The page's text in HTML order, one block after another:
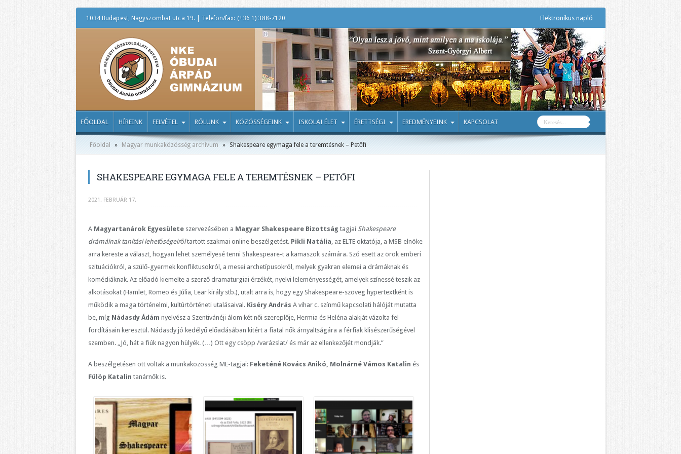
1034 Budapest, Nagyszombat utca 19. | Telefon/fax: (+36 1) 388-7120 Elektronikus napló
FŐOLDAL HÍREINK FELVÉTEL RÓLUNK KÖZÖSSÉGEINK ISKOLAI ÉLET ÉRETTSÉGI EREDMÉNYEINK KAPCSOLAT
Főoldal » Magyar munkaközösség archívum » Shakespeare egymaga fele a teremtésnek – Petőfi
SHAKESPEARE EGYMAGA FELE A TEREMTÉSNEK – PETŐFI
2021. FEBRUÁR 17.
A Magyartanárok Egyesületeszervezésében a Magyar Shakespeare Bizottság tagjai Shakespeare
drámáinak tanítási lehetőségeirőltartott szakmai online beszélgetést. Pikli Natália, az ELTE oktatója, a MSB elnöke
arra kereste a választ, hogyan lehet személyesé tenni Shakespeare-t a kamaszok számára. Szó esett az örök emberi
szituációkról, a szülő-gyermek konfliktusokról, a mesei archetípusokról, melyek gyakran elemei a drámáknak és
komédiáknak. Az előadó kiemelte a szerző dramaturgiai érzékét, nyelvi leleményességét, amelyek színessé teszik az
alkotásokat (Hamlet, Romeo és Júlia, Lear király stb.), utalt arra is, hogy egy Shakespeare-szöveg hypertextként is
működik a maga történelmi, kultúrtörténeti utalásaival.Kiséry András A vihar c. színmű kapcsolati hálóját mutatta
be, míg Nádasdy Ádám nyelvész a Szentivánéji álom két női szereplője, Hermia és Heléna alakját vázolta fel
fordításain keresztül. Nádasdy jó kedélyű előadásában kitért a fiatal nők árnyaltságára a férfiak klisészerűségével
szemben. „Jó, hát a fiúk nagyon hülyék. (…) Ott egy csöpp /varázslat/ és már az ellenkezőjét mondják.”
A beszélgetésen ott voltak a munkaközösség ME-tagjai: Feketéné Kovács Anikó, Molnárné Vámos Katalin és
Fülöp Katalin tanárnők is.